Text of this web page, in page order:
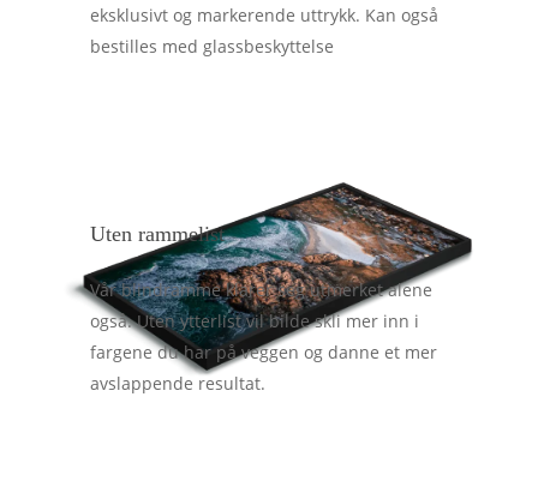
eksklusivt og markerende uttrykk. Kan også
bestilles med glassbeskyttelse
Uten rammelist
Vår blindramme klarer seg utmerket alene
også. Uten ytterlist vil bilde skli mer inn i
fargene du har på veggen og danne et mer
avslappende resultat.